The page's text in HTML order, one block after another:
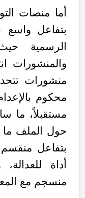
أما منصات
بتفاعل واسع
الرسمية
والمنشورات
محكوم
مستقبلاً، ما
حول الملف
بتفاعل
أداة
منسجم مع